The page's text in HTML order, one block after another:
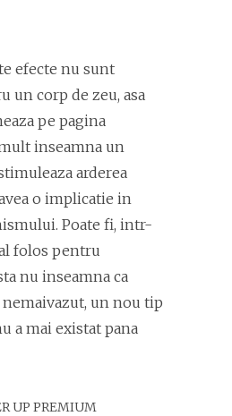
efecte nu sunt
un corp de zeu, asa
pe pagina
inseamna un
arderea
o implicatie in
Poate fi, intr-
folos pentru
nu inseamna ca
nemaivazut, un nou tip
a mai existat pana
UP PREMIUM